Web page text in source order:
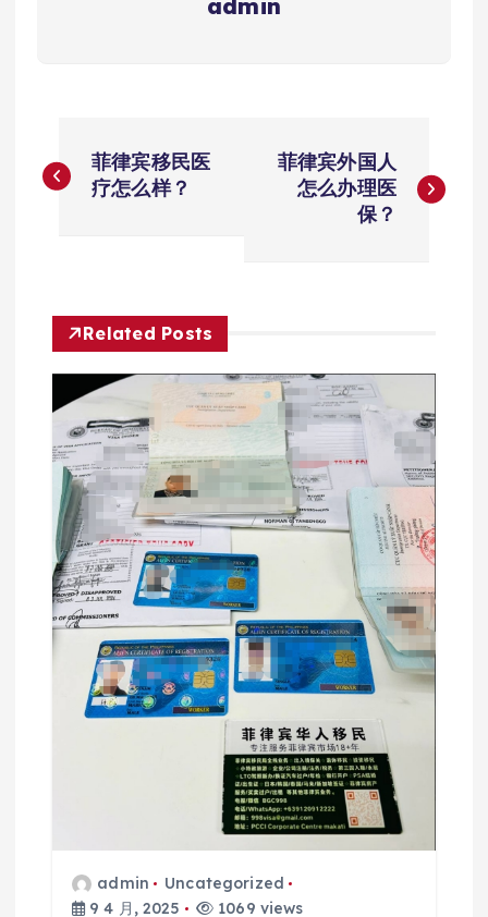
admin
章
航
菲律宾移民医
疗怎么样？
菲律宾外国人
怎么办理医
保？
Related Posts
admin
Uncategorized
9 4 月, 2025
1069 views